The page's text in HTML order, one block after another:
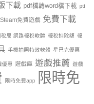
下載 pdf檔轉word檔下載 ptt
Steam免費遊戲 免費下載
稅局 網路報稅軟體 報稅扣除額 報
手機拍照特效軟體 星巴克優惠
優惠 遊戲庫 遊戲推薦 遊戲
限時免費app
限時免